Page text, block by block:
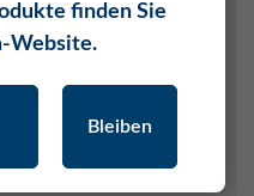
finden Sie
Website.
Bleiben